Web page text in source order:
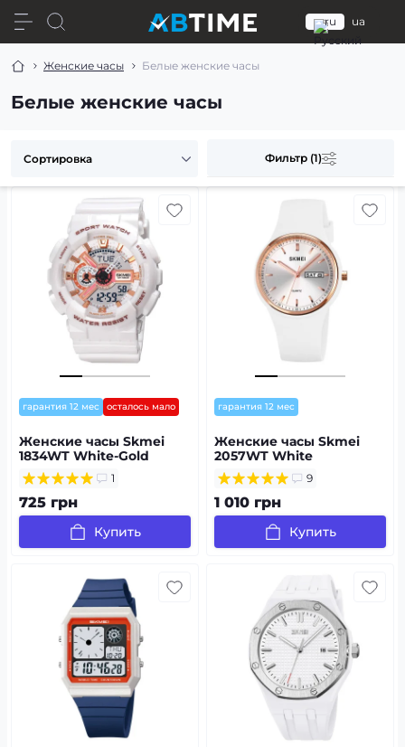
ru ua
Женские часы Белые женские часы
Белые женские часы
Фильтр (1)
гарантия 12 мес осталось мало
Женские часы Skmei
1834WT White-Gold
1
725 грн
Купить
гарантия 12 мес
Женские часы Skmei
2057WT White
9
1 010 грн
Купить